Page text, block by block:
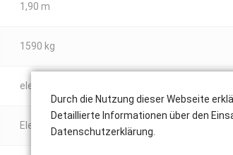
1,90 m
1590 kg
elektrisch / Batterie
Elektrische und manuelles Bremsen-
Durch die Nutzung dieser Webseite
Detaillierte Informationen über den
Datenschutzerklärung.